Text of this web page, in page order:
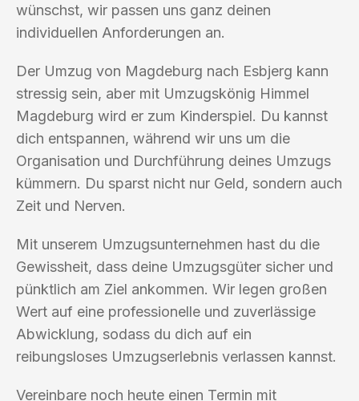
wünschst, wir passen uns ganz deinen
individuellen Anforderungen an.
Der Umzug von Magdeburg nach Esbjerg kann
stressig sein, aber mit Umzugskönig Himmel
Magdeburg wird er zum Kinderspiel. Du kannst
dich entspannen, während wir uns um die
Organisation und Durchführung deines Umzugs
kümmern. Du sparst nicht nur Geld, sondern auch
Zeit und Nerven.
Mit unserem Umzugsunternehmen hast du die
Gewissheit, dass deine Umzugsgüter sicher und
pünktlich am Ziel ankommen. Wir legen großen
Wert auf eine professionelle und zuverlässige
Abwicklung, sodass du dich auf ein
reibungsloses Umzugserlebnis verlassen kannst.
Vereinbare noch heute einen Termin mit